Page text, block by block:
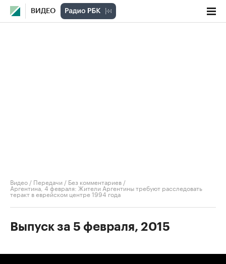
ВИДЕО
Видео / Передачи / Без комментариев /
Аргентина, 4 февраля: Жители Аргентины требуют расследовать
теракт в еврейском центре 1994 года
Выпуск за 5 февраля, 2015